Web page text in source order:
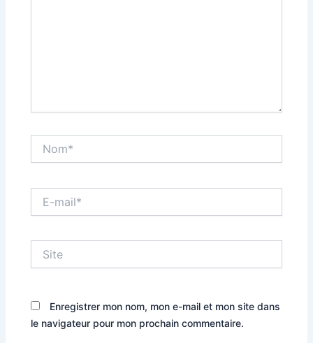
mail*
Enregistrer mon nom, mon e-mail et mon site dans
le navigateur pour mon prochain commentaire.